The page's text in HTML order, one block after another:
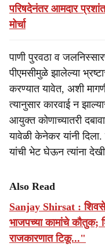
परिषदेनंतर आमदार
मोर्चा
पाणी पुरवठा व
पीएमसीमुळे झालेल्या
करण्यात यावेत, अशी
त्यानुसार कारवाई न
आयुक्त कोणाच्यातरी
यावेळी केनेकर यांनी दिला.
यांची भेट घेऊन त्यांना
Also Read
Sanjay Shirsat :
भाजपच्या कामांचे कौतुक;
राजकारणात टिकू..."